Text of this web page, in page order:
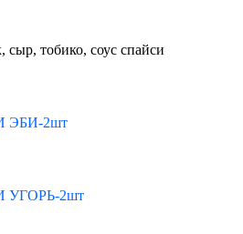
сыр, тобико, соус спайси
2шт
2шт